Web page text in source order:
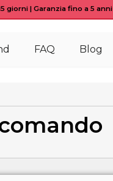
giorni | Garanzia fino a 5 anni
FAQ Blog